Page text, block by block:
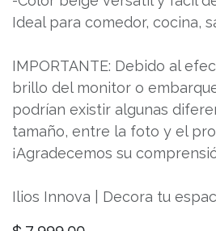
Ideal para comedor, cocina,
IMPORTANTE: Debido al
brillo del monitor o
podrían existir algunas
tamaño, entre la foto y el
¡Agradecemos su
Ilios Innova | Decora tu